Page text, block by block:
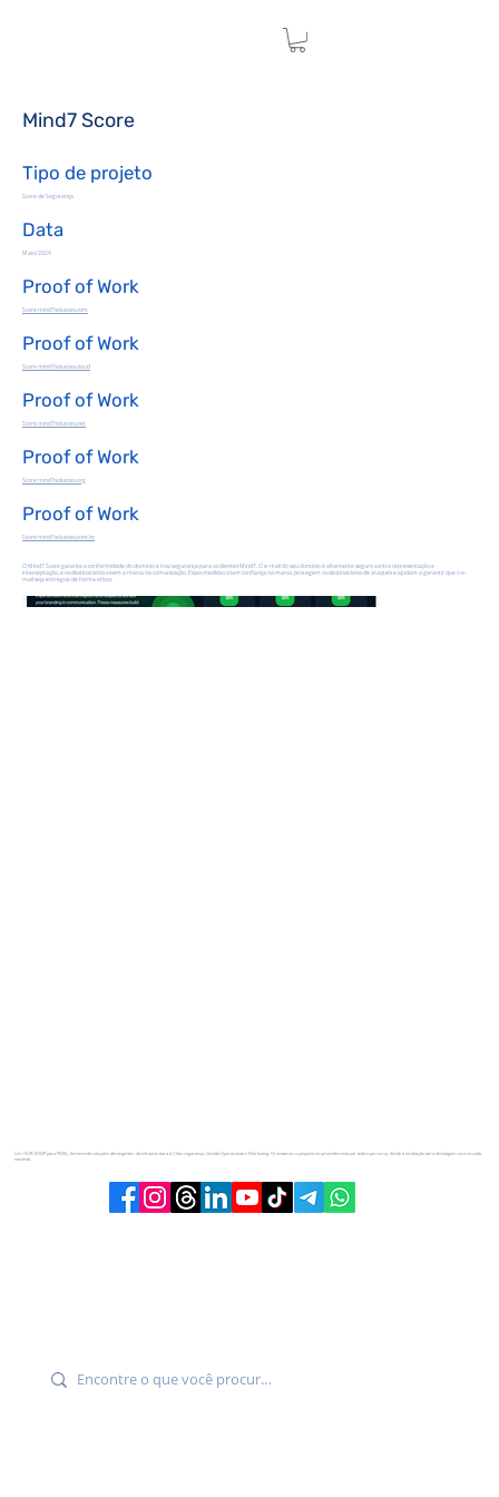
Mind7 Score
Tipo de projeto
Score de Segurança
Data
Maio/2024
Proof of Work
Score mind7solucoes.com
Proof of Work
Score mind7solucoes.cloud
Proof of Work
Score mind7solucoes.net
Proof of Work
Score mind7solucoes.org
Proof of Work
Score mind7solucoes.com.br
O Mind7 Score garante a conformidade do domínio e traz segurança para os clientes Mind7. O e-mail do seu domínio é altamente seguro contra representação e
interceptação, e os destinatários veem a marca na comunicação. Essas medidas criam confiança na marca, protegem os destinatários de ataques e ajudam a garantir que o e-
mail seja entregue de forma eficaz.
Um HUB MSSP para PMEs, fornecendo soluções abrangentes: da Infraestrutura à Cibersegurança, Gestão Operacional e Marketing. Orientamos o pequeno empreendimento por todo o percurso, desde a incubação até a decolagem no mercado
nacional.